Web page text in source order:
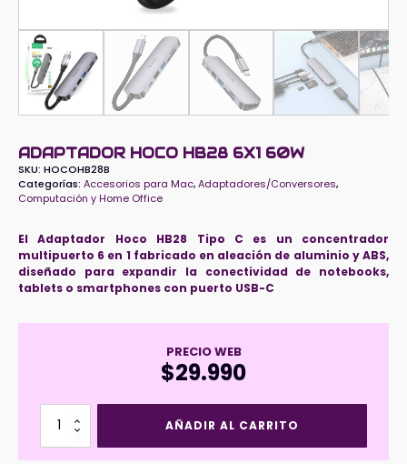
ADAPTADOR HOCO HB28 6X1 60W
SKU: HOCOHB28B
Categorías: Accesorios para Mac,Adaptadores/Conversores,
Computación y Home Office
El Adaptador Hoco HB28 Tipo C es un concentrador
multipuerto 6 en 1 fabricado en aleación de aluminio y ABS,
diseñado para expandir la conectividad de notebooks,
tablets o smartphones con puerto USB-C
PRECIO WEB
$29.990
Adaptador
HB28
AÑADIR AL CARRITO